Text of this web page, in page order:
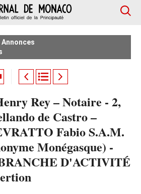
Rey – Notaire - 2,
de Castro –
Fabio S.A.M.
Monégasque) -
D'ACTIVITÉ